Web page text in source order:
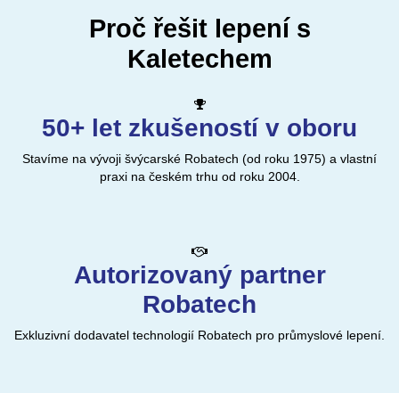
Proč řešit lepení s
Kaletechem
50+ let zkušeností v oboru
Stavíme na vývoji švýcarské Robatech (od roku 1975) a vlastní
praxi na českém trhu od roku 2004.
Autorizovaný partner
Robatech
Exkluzivní dodavatel technologií Robatech pro průmyslové lepení.